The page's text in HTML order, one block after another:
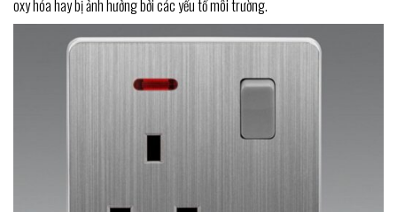
oxy hóa hay bị ảnh hưởng bởi các yếu tố môi trường.